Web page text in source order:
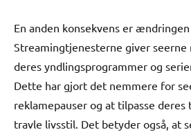
En anden konsekvens er
Streamingtjenesterne giver seerne
deres yndlingsprogrammer og
Dette har gjort det nemmere for
reklamepauser og at tilpasse
travle livsstil. Det betyder også, at